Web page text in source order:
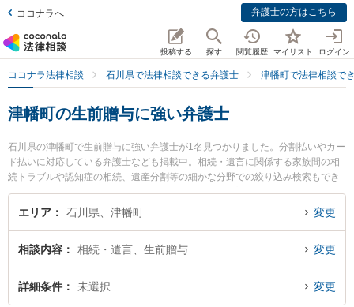
ココナラへ 弁護士の方はこちら
投稿する 探す 閲覧履歴 マイリスト ログイン
ココナラ法律相談 石川県で法律相談できる弁護士 津幡町で法律相談で
津幡町の生前贈与に強い弁護士
石川県の津幡町で生前贈与に強い弁護士が1名見つかりました。分割払いやカー
ド払いに対応している弁護士なども掲載中。相続・遺言に関係する家族間の相
続トラブルや認知症の相続、遺産分割等の細かな分野での絞り込み検索もでき
便利です。特に津幡法律事務所の横見 健太弁護士のプロフィール情報や弁護士
費用、強みなどが注目されています。『津幡町で土日や夜間に発生した生前贈
きる津幡町内の弁護士に相談予約したい』などでお困りの相談者さんにおすす
めです。
エリア 石川県、津幡町 変更
相談内容 相続・遺言、生前贈与 変更
詳細条件 未選択 変更